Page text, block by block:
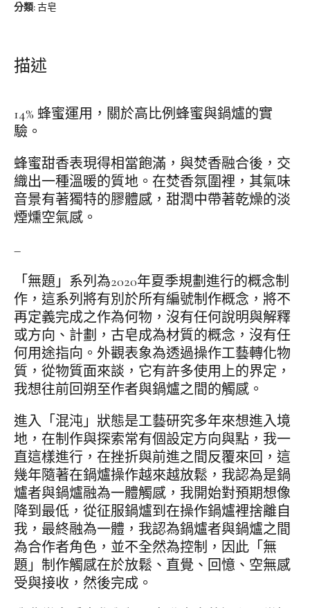
分類:古皂
描述
14% 蜂蜜運用，關於高比例蜂蜜與鍋爐的實
驗。
蜂蜜甜香表現得相當飽滿，與焚香融合後，交
織出一種溫暖的質地。在焚香氛圍裡，其氣味
音景有著獨特的膠體感，甜潤中帶著乾燥的淡
煙燻空氣感。
–
「無題」系列為2020年夏季規劃進行的概念制
作，這系列將有別於所有編號制作概念，將不
再定義完成之作為何物，沒有任何說明與解釋
或方向、計劃，古皂成為材質的概念，沒有任
何用途指向。外觀表象為透過操作工藝轉化物
質，從物質面來談，它有許多使用上的界定，
我想往前回朔至作者與鍋爐之間的觸感。
進入「混沌」狀態是工藝研究多年來想進入境
地，在制作與探索常有個設定方向與點，我一
直這樣進行，在挫折與前進之間反覆來回，這
幾年隨著在鍋爐操作越來越放鬆，我認為是鍋
爐者與鍋爐融為一體觸感，我開始對預期想像
降到最低，從征服鍋爐到在操作鍋爐裡捨離自
我，最終融為一體，我認為鍋爐者與鍋爐之間
為合作者角色，並不全然為控制，因此「無
題」制作觸感在於放鬆、直覺、回憶、空無感
受與接收，然後完成。